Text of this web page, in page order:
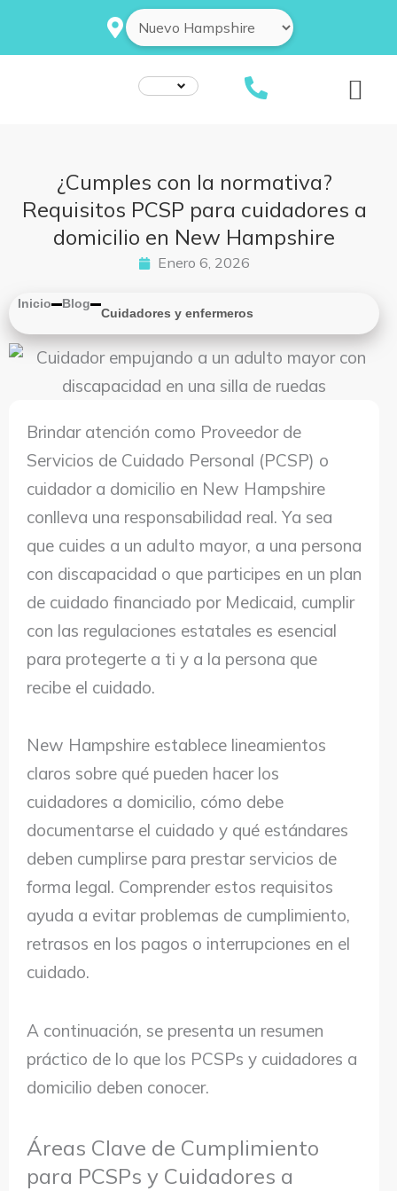
¿Cumples con la normativa?
Requisitos PCSP para cuidadores a
domicilio en New Hampshire
Enero 6, 2026
Inicio Blog
Cuidadores y enfermeros
Brindar atención como Proveedor de
Servicios de Cuidado Personal (PCSP) o
cuidador a domicilio en New Hampshire
conlleva una responsabilidad real. Ya sea
que cuides a un adulto mayor, a una persona
con discapacidad o que participes en un plan
de cuidado financiado por Medicaid, cumplir
con las regulaciones estatales es esencial
para protegerte a ti y a la persona que
recibe el cuidado.
New Hampshire establece lineamientos
claros sobre qué pueden hacer los
cuidadores a domicilio, cómo debe
documentarse el cuidado y qué estándares
deben cumplirse para prestar servicios de
forma legal. Comprender estos requisitos
ayuda a evitar problemas de cumplimiento,
retrasos en los pagos o interrupciones en el
cuidado.
A continuación, se presenta un resumen
práctico de lo que los PCSPs y cuidadores a
domicilio deben conocer.
Áreas Clave de Cumplimiento
para PCSPs y Cuidadores a